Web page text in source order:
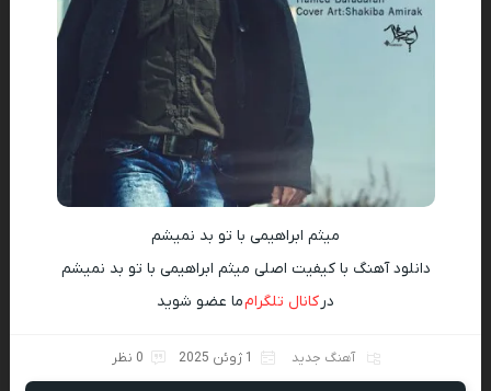
میثم ابراهیمی با تو بد نمیشم
دانلود آهنگ با کیفیت اصلی میثم ابراهیمی با تو بد نمیشم
درکانال تلگرامما عضو شوید
آهنگ جدید 1 ژوئن 2025 0 نظر